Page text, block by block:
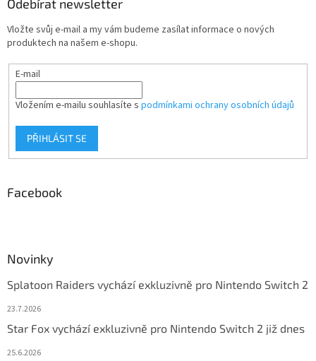
Odebírat newsletter
Vložte svůj e-mail a my vám budeme zasílat informace o nových
produktech na našem e-shopu.
E-mail
Vložením e-mailu souhlasíte s podmínkami ochrany osobních údajů
PŘIHLÁSIT SE
Facebook
Novinky
Splatoon Raiders vychází exkluzivně pro Nintendo Switch 2
23.7.2026
Star Fox vychází exkluzivně pro Nintendo Switch 2 již dnes
25.6.2026